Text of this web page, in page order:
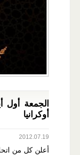
الجمعة أول
أوكرانيا
2012.07.19
أعلن كل من